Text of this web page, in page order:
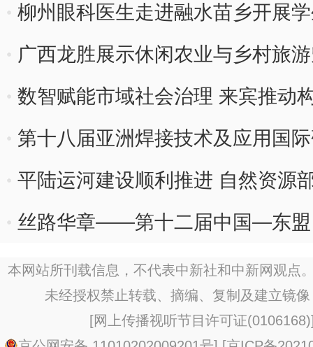
柳州眼科医生走进融水苗乡开展
广西龙胜展示休闲农业与乡村旅
数智赋能市域社会治理 来宾推动
第十八届亚洲焊接技术及应用国
平陆运河建设顺利推进 自然资源
丝路华章——第十二届中国—东盟
展开展
本网站所刊载信息，不代表中新社和中新网观点
未经授权禁止转载、摘编、复制及建立镜
[网上传播视听节目许可证(0106168)